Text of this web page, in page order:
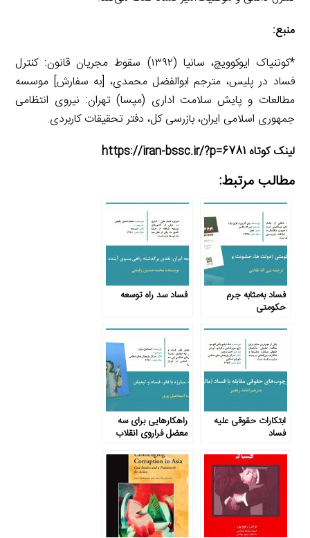
منبع:
*کوتنیاک ایوکوویچ، سانیا (۱۳۹۲) سقوط مجریان قانون: کنترل
فساد در پلیس، مترجم ابوالفضل محمدی، [به سفارش] موسسه
مطالعات و پایش سلامت اداری (مپسا) تهران: نیروی انتظامی
جمهوری اسلامی ایران، بازرسی کل، دفتر تحقیقات کاربردی.
لینک کوتاه https://iran-bssc.ir/?p=6781
مطالب مرتبط:
فساد به‌مثابه جرم
حکومتی
فساد سد راه توسعه
ابتکارات حقوقی علیه
فساد
راهکارهایی برای سه
معضل فراروی انقلاب